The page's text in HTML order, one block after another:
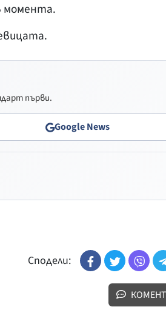
момента.
първи.
Google News
Сподели: